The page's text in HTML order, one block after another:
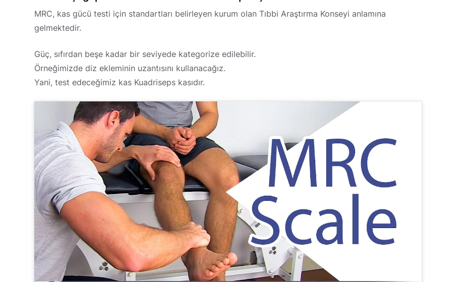
MRC, kas gücü testi için standartları belirleyen kurum olan Tıbbi Araştırma Konseyi anlamına
gelmektedir.
Güç, sıfırdan beşe kadar bir seviyede kategorize edilebilir.
Örneğimizde diz ekleminin uzantısını kullanacağız.
Yani, test edeceğimiz kas Kuadriseps kasıdır.